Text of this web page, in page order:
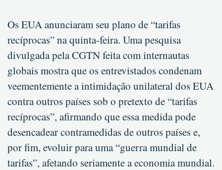
Os EUA anunciaram seu plano de “tarifas
recíprocas” na quinta-feira. Uma pesquisa
divulgada pela CGTN feita com internautas
globais mostra que os entrevistados condenam
veementemente a intimidação unilateral dos EUA
contra outros países sob o pretexto de “tarifas
recíprocas”, afirmando que essa medida pode
desencadear contramedidas de outros países e,
por fim, evoluir para uma “guerra mundial de
tarifas”, afetando seriamente a economia mundial.